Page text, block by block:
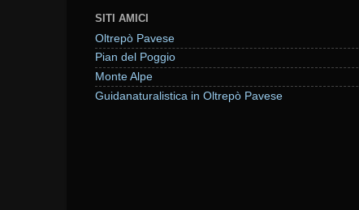
SITI AMICI
Oltrepò Pavese
Pian del Poggio
Monte Alpe
Guidanaturalistica in Oltrepò Pavese